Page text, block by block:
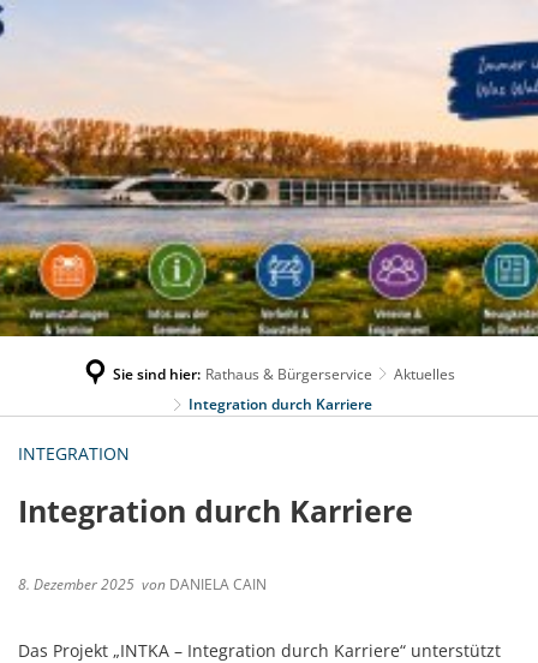
Sie sind hier: Rathaus & Bürgerservice
Aktuelles
Integration durch Karriere
INTEGRATION
Integration durch Karriere
8. Dezember 2025 von DANIELA CAIN
Das Projekt „INTKA – Integration durch Karriere“ unterstützt